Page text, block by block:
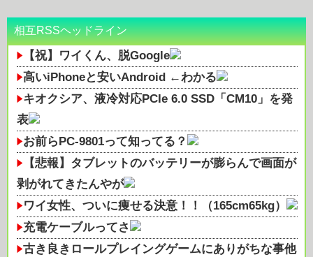
相互RSSヘッドライン
【祝】ワイくん、脱Google
高いiPhoneと安いAndroid ←わかる
キオクシア、液冷対応PCIe 6.0 SSD「CM10」を発
表
お前らPC-9801って知ってる？
【悲報】タブレットのバッテリーが膨らんで画面が
剥がれてきたんやが
ワイ女性、ついに痩せる決意！！（165cm65kg）
充電ケーブルってさ
古き良きロールプレイングゲームにありがちな事他